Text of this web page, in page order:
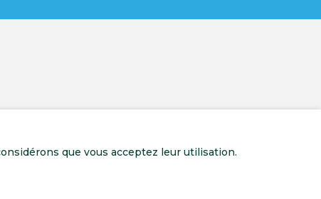
que vous acceptez leur utilisation.